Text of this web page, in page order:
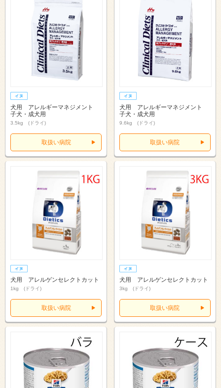
犬用 アレルギーマネジメント
子犬・成犬用
3.5kg (ドライ)
取扱い病院
犬用 アレルギーマネジメント
子犬・成犬用
9.6kg (ドライ)
取扱い病院
犬用 アレルゲンセレクトカット
1kg (ドライ)
取扱い病院
犬用 アレルゲンセレクトカット
3kg (ドライ)
取扱い病院